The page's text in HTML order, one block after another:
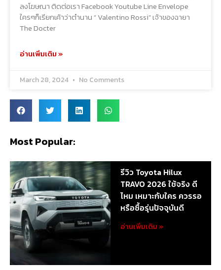
ลงโฆษณา ติดต่อเรา Facebook Youtube Line Envelope
ใครๆก็เรียกเค้าว่าตำนาน ” Valentino Rossi” เจ้าของฉายา
The Docter
อ่านเพิ่มเติม »
March 28, 2024 No Comments
Most Popular:
รีวิว Toyota Hilux
TRAVO 2026 ใช้จริง ดี
ไหม เหมาะกับใคร ควรรอ
หรือซื้อรุ่นปัจจุบันดี
อ่านเพิ่มเติม »